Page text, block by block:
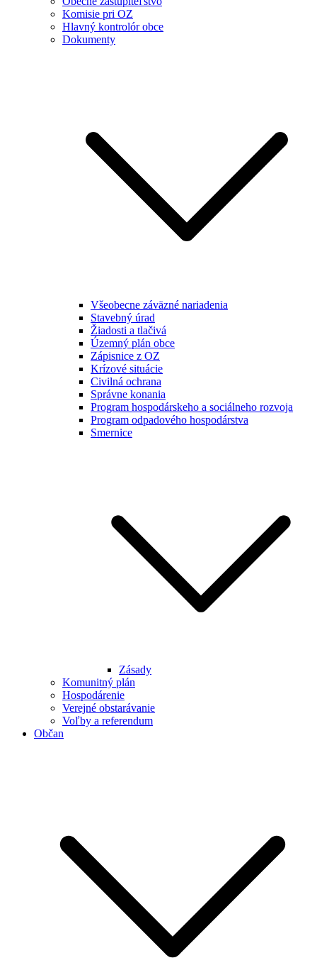
Komisie pri OZ
Hlavný kontrolór obce
Dokumenty
Všeobecne záväzné nariadenia
Stavebný úrad
Žiadosti a tlačivá
Územný plán obce
Zápisnice z OZ
Krízové situácie
Civilná ochrana
Správne konania
Program hospodárskeho a sociálneho rozvoja
Program odpadového hospodárstva
Smernice
Zásady
Komunitný plán
Hospodárenie
Verejné obstarávanie
Voľby a referendum
Občan